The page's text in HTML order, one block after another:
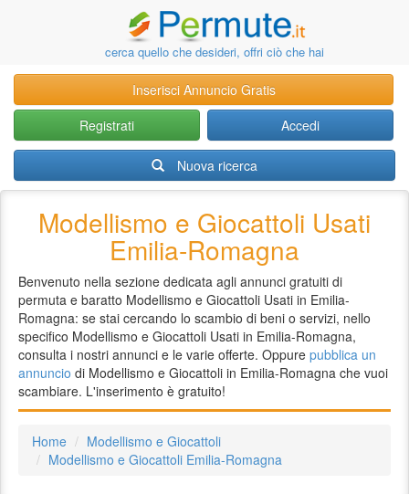
cerca quello che desideri, offri ciò che hai
Inserisci Annuncio Gratis
Registrati
Accedi
Nuova ricerca
Modellismo e Giocattoli Usati
Emilia-Romagna
Benvenuto nella sezione dedicata agli annunci gratuiti di
permuta e baratto Modellismo e Giocattoli Usati in Emilia-
Romagna: se stai cercando lo scambio di beni o servizi, nello
specifico Modellismo e Giocattoli Usati in Emilia-Romagna,
consulta i nostri annunci e le varie offerte. Oppure pubblica un
annuncio di Modellismo e Giocattoli in Emilia-Romagna che vuoi
scambiare. L'inserimento è gratuito!
Home
Modellismo e Giocattoli
Modellismo e Giocattoli Emilia-Romagna